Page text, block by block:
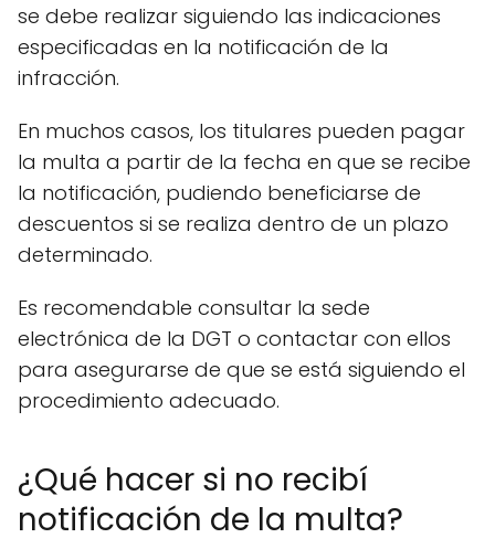
se debe realizar siguiendo las indicaciones
especificadas en la notificación de la
infracción.
En muchos casos, los titulares pueden pagar
la multa a partir de la fecha en que se recibe
la notificación, pudiendo beneficiarse de
descuentos si se realiza dentro de un plazo
determinado.
Es recomendable consultar la sede
electrónica de la DGT o contactar con ellos
para asegurarse de que se está siguiendo el
procedimiento adecuado.
¿Qué hacer si no recibí
notificación de la multa?